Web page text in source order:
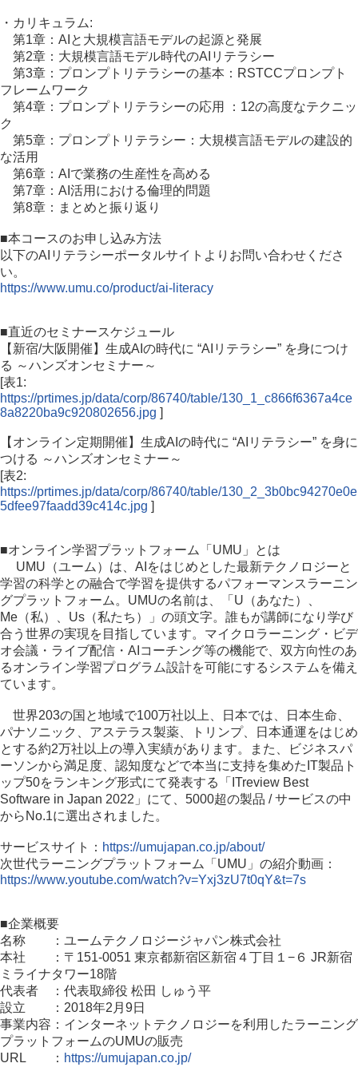
・カリキュラム:
第1章：AIと大規模言語モデルの起源と発展
第2章：大規模言語モデル時代のAIリテラシー
第3章：プロンプトリテラシーの基本：RSTCCプロンプト
フレームワーク
第4章：プロンプトリテラシーの応用 ：12の高度なテクニッ
ク
第5章：プロンプトリテラシー：大規模言語モデルの建設的
な活用
第6章：AIで業務の生産性を高める
第7章：AI活用における倫理的問題
第8章：まとめと振り返り
■本コースのお申し込み方法
以下のAIリテラシーポータルサイトよりお問い合わせくださ
い。
https://www.umu.co/product/ai-literacy
■直近のセミナースケジュール
【新宿/大阪開催】生成AIの時代に “AIリテラシー” を身につけ
る ～ハンズオンセミナー～
[表1:
https://prtimes.jp/data/corp/86740/table/130_1_c866f6367a4ce
8a8220ba9c920802656.jpg ]
【オンライン定期開催】生成AIの時代に “AIリテラシー” を身に
つける ～ハンズオンセミナー～
[表2:
https://prtimes.jp/data/corp/86740/table/130_2_3b0bc94270e0e
5dfee97faadd39c414c.jpg ]
■オンライン学習プラットフォーム「UMU」とは
UMU（ユーム）は、AIをはじめとした最新テクノロジーと
学習の科学との融合で学習を提供するパフォーマンスラーニン
グプラットフォーム。UMUの名前は、「U（あなた）、
Me（私）、Us（私たち）」の頭文字。誰もが講師になり学び
合う世界の実現を目指しています。マイクロラーニング・ビデ
オ会議・ライブ配信・AIコーチング等の機能で、双方向性のあ
るオンライン学習プログラム設計を可能にするシステムを備え
ています。
世界203の国と地域で100万社以上、日本では、日本生命、
パナソニック、アステラス製薬、トリンプ、日本通運をはじめ
とする約2万社以上の導入実績があります。また、ビジネスパ
ーソンから満足度、認知度などで本当に支持を集めたIT製品ト
ップ50をランキング形式にて発表する「ITreview Best
Software in Japan 2022」にて、5000超の製品 / サービスの中
からNo.1に選出されました。
サービスサイト： https://umujapan.co.jp/about/
次世代ラーニングプラットフォーム「UMU」の紹介動画：
https://www.youtube.com/watch?v=Yxj3zU7t0qY&t=7s
■企業概要
名称 ：ユームテクノロジージャパン株式会社
本社 ：〒151-0051 東京都新宿区新宿４丁目１−６ JR新宿
ミライナタワー18階
代表者 ：代表取締役 松田 しゅう平
設立 ：2018年2月9日
事業内容：インターネットテクノロジーを利用したラーニング
プラットフォームのUMUの販売
URL ： https://umujapan.co.jp/